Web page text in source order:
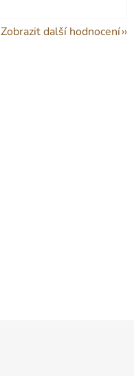
Zobrazit další hodnocení